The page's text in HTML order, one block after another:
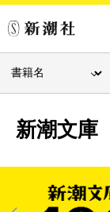
新潮文庫